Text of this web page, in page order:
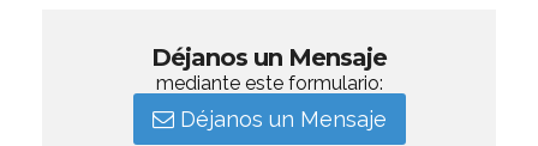
Déjanos un Mensaje
mediante este formulario:
Déjanos un Mensaje